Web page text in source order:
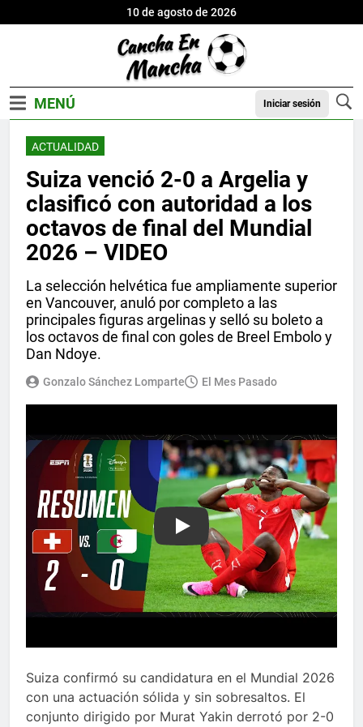
10 de agosto de 2026
Iniciar sesión
ACTUALIDAD
Suiza venció 2-0 a Argelia y
clasificó con autoridad a los
octavos de final del Mundial
2026 – VIDEO
La selección helvética fue ampliamente superior
en Vancouver, anuló por completo a las
principales figuras argelinas y selló su boleto a
los octavos de final con goles de Breel Embolo y
Dan Ndoye.
Gonzalo Sánchez Lomparte El Mes Pasado
Play
Suiza confirmó su candidatura en el Mundial 2026
con una actuación sólida y sin sobresaltos. El
conjunto dirigido por Murat Yakin derrotó por 2-0